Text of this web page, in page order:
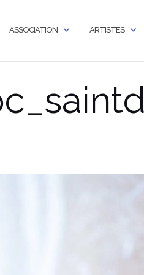
ASSOCIATION ARTISTES